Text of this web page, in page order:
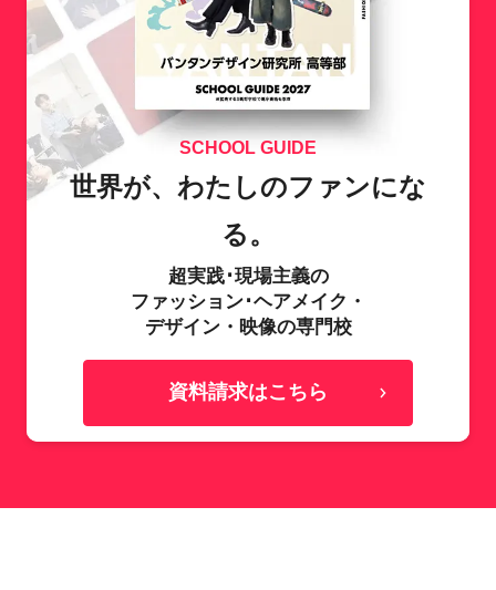
SCHOOL GUIDE
世界が、わたしのファンにな
る。
超実践･現場主義の
ファッション･ヘアメイク・
デザイン・映像の専門校
資料請求はこちら